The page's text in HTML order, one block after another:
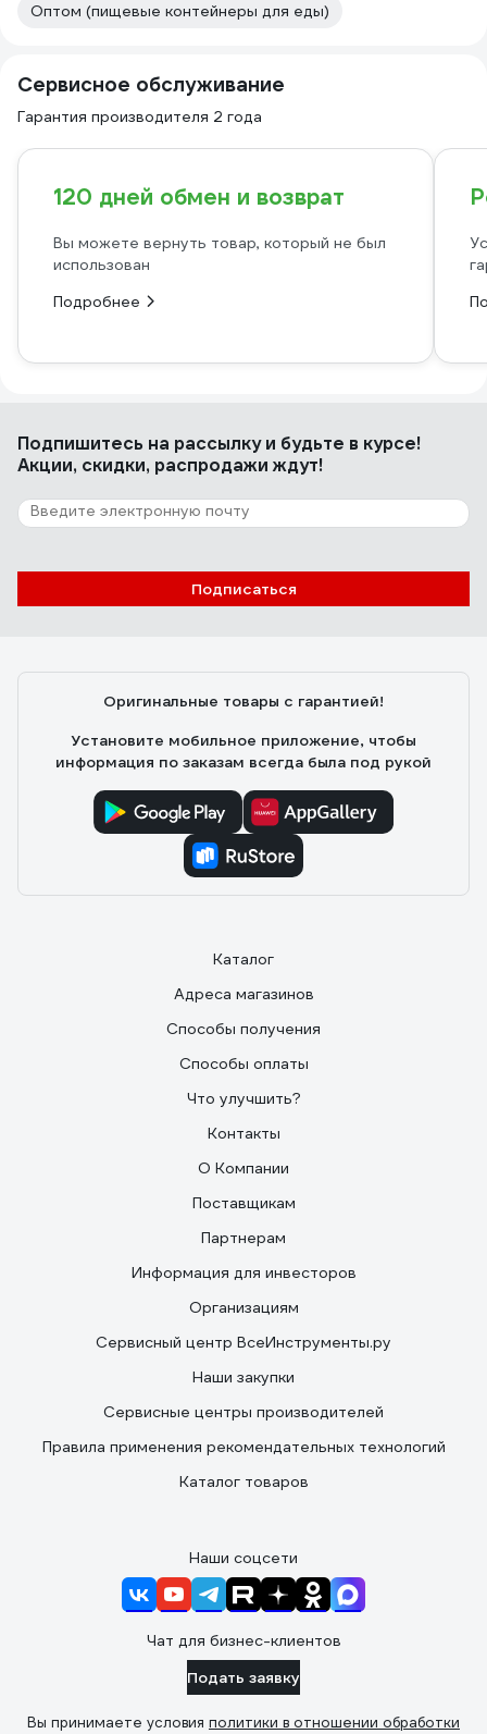
Оптом (пищевые контейнеры для еды)
Сервисное обслуживание
Гарантия производителя 2 года
120 дней обмен и возврат
Вы можете вернуть товар, который не был
использован
Подробнее
Подпишитесь на рассылкуи будьте в курсе!
Акции, скидки, распродажи ждут!
Подписаться
Оригинальные товары с гарантией!
Установите мобильное приложение, чтобы
информация по заказам всегда была под рукой
Каталог
Адреса магазинов
Способы получения
Способы оплаты
Что улучшить?
Контакты
О Компании
Поставщикам
Партнерам
Информация для инвесторов
Организациям
Сервисный центр ВсеИнструменты.ру
Наши закупки
Сервисные центры производителей
Правила применения рекомендательных технологий
Каталог товаров
Наши соцсети
Чат для бизнес-клиентов
Подать заявку
Вы принимаете условия политики в отношении обработки